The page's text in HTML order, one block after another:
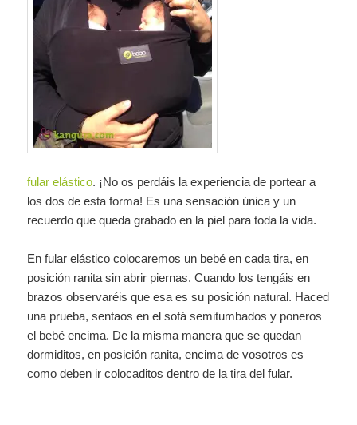
fular elástico. ¡No os perdáis la experiencia de portear a
los dos de esta forma! Es una sensación única y un
recuerdo que queda grabado en la piel para toda la vida.
En fular elástico colocaremos un bebé en cada tira, en
posición ranita sin abrir piernas. Cuando los tengáis en
brazos observaréis que esa es su posición natural. Haced
una prueba, sentaos en el sofá semitumbados y poneros
el bebé encima. De la misma manera que se quedan
dormiditos, en posición ranita, encima de vosotros es
como deben ir colocaditos dentro de la tira del fular.